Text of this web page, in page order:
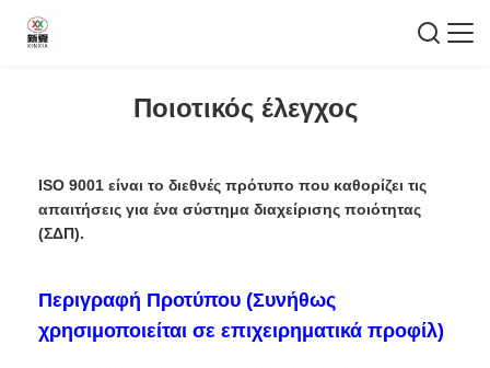
Ποιοτικός έλεγχος
ISO 9001 είναι το διεθνές πρότυπο που καθορίζει τις
απαιτήσεις για ένα σύστημα διαχείρισης ποιότητας
(ΣΔΠ).
Περιγραφή Προτύπου (Συνήθως
χρησιμοποιείται σε επιχειρηματικά προφίλ)